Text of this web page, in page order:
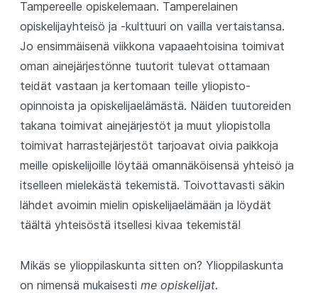
Tampereelle opiskelemaan. Tamperelainen
opiskelijayhteisö ja -kulttuuri on vailla vertaistansa.
Jo ensimmäisenä viikkona vapaaehtoisina toimivat
oman ainejärjestönne tuutorit tulevat ottamaan
teidät vastaan ja kertomaan teille yliopisto-
opinnoista ja opiskelijaelämästä. Näiden tuutoreiden
takana toimivat ainejärjestöt ja muut yliopistolla
toimivat harrastejärjestöt tarjoavat oivia paikkoja
meille opiskelijoille löytää omannäköisensä yhteisö ja
itselleen mielekästä tekemistä. Toivottavasti säkin
lähdet avoimin mielin opiskelijaelämään ja löydät
täältä yhteisöstä itsellesi kivaa tekemistä!
Mikäs se ylioppilaskunta sitten on? Ylioppilaskunta
on nimensä mukaisesti me opiskelijat.